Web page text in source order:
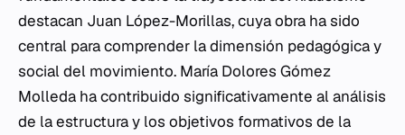
destacan Juan López-Morillas, cuya obra ha sido
central para comprender la dimensión pedagógica y
social del movimiento. María Dolores Gómez
Molleda ha contribuido significativamente al análisis
de la estructura y los objetivos formativos de la